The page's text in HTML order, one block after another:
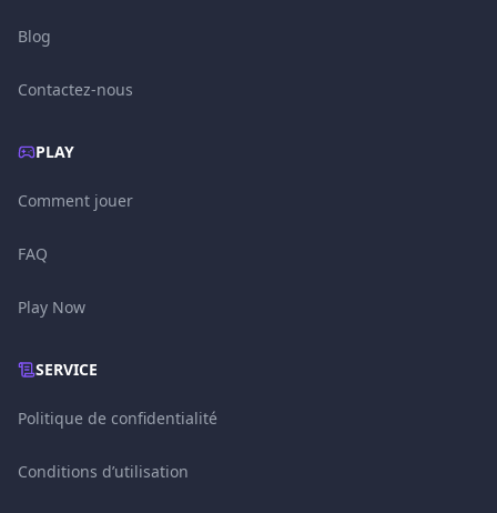
Blog
Contactez-nous
PLAY
Comment jouer
FAQ
Play Now
SERVICE
Politique de confidentialité
Conditions d’utilisation